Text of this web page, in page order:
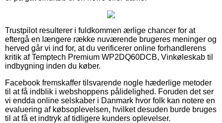
Trustpilot resulterer i fuldkommen ærlige chancer for at
eftergå en længere række nuværende brugeres meninger og
herved går vi ind for, at du verificerer online forhandlerens
kritik af Temptech Premium WP2DQ60DCB, Vinkøleskab til
indbygning inden du køber.
Facebook fremskaffer tilsvarende nogle hæderlige metoder
til at få indblik i webshoppens pålidelighed. Foruden det ser
vi endda online selskaber i Danmark hvor folk kan notere en
evaluering af købsoplevelsen, hvilket desuden burde bruges
til at få et indtryk af tidligere kunders oplevelser.